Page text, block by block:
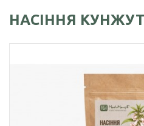
Віноградних
Волоського горіха
Кедрового горіха
олія
Борошно
амарантове
Борошно гірчичне
НАСІННЯ
НАСІННЯ